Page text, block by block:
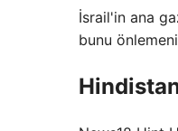
İsrail'in ana
bunu